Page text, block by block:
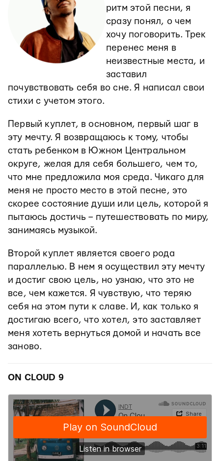
ритм этой песни, я
сразу понял, о чем
хочу поговорить. Трек
перенес меня в
неизвестные места, и
заставил
почувствовать себя во сне. Я написал свои
стихи с учетом этого.
Первый куплет, в основном, первый шаг в
эту мечту. Я возвращаюсь к тому, чтобы
стать ребенком в Южном Центральном
округе, желая для себя большего, чем то,
что мне предложила моя среда. Чикаго для
меня не просто место в этой песне, это
скорее состояние души или цель, которой я
пытаюсь достичь – путешествовать по миру,
занимаясь музыкой.
Второй куплет является своего рода
параллелью. В нем я осуществил эту мечту
и достиг свою цель, но узнаю, что это не
все, чем кажется. Я чувствую, что теряю
себя на этом пути к славе. И, как только я
достигаю всего, что хотел, это заставляет
меня хотеть вернуться домой и начать все
заново.
ON CLOUD 9